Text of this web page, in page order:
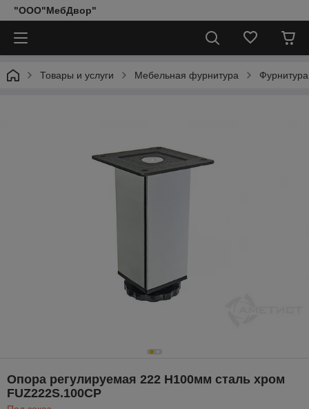
"ООО"МебДвор"
Товары и услуги Мебельная фурнитура
Опора регулируемая 222 H100мм сталь хром
FUZ222S.100CP